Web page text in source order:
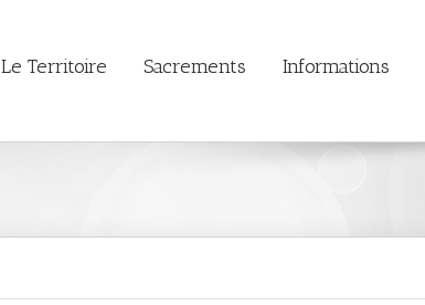
Le Territoire Sacrements Informations